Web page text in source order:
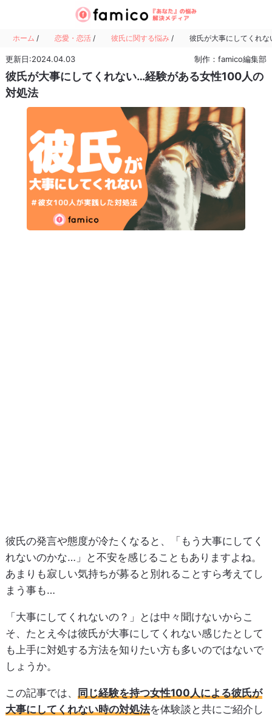
ホーム / 恋愛・恋活 / 彼氏に関する悩み / 彼氏が大事にしてくれ
更新日:2024.04.03 制作：famico編集部
彼氏が大事にしてくれない…経験がある女性100人の
対処法
彼氏の発言や態度が冷たくなると、「もう大事にしてく
れないのかな…」と不安を感じることもありますよね。
あまりも寂しい気持ちが募ると別れることすら考えてし
まう事も…
「大事にしてくれないの？」とは中々聞けないからこ
そ、たとえ今は彼氏が大事にしてくれない感じたとして
も上手に対処する方法を知りたい方も多いのではないで
しょうか。
この記事では、 同じ経験を持つ女性100人による彼氏が
大事にしてくれない時の対処法を体験談と共にご紹介し